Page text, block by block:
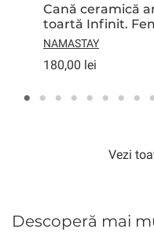
Cană ceramică
toartă Infinit.
Postumia
NAMASTAY
180,00 lei
Vezi
Descoperă mai